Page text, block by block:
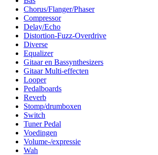
Chorus/Flanger/Phaser
Compressor
Delay/Echo
Distortion-Fuzz-Overdrive
Diverse
Equalizer
Gitaar en Bassynthesizers
Gitaar Multi-effecten
Looper
Pedalboards
Reverb
Stomp/drumboxen
Switch
Tuner Pedal
Voedingen
Volume-/expressie
Wah